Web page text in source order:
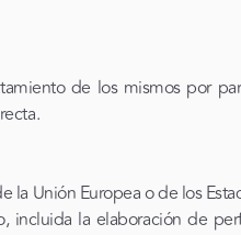
de los mismos por
Unión Europea o de los
la elaboración de